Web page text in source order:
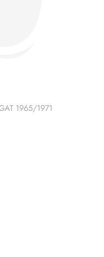
1965/1971